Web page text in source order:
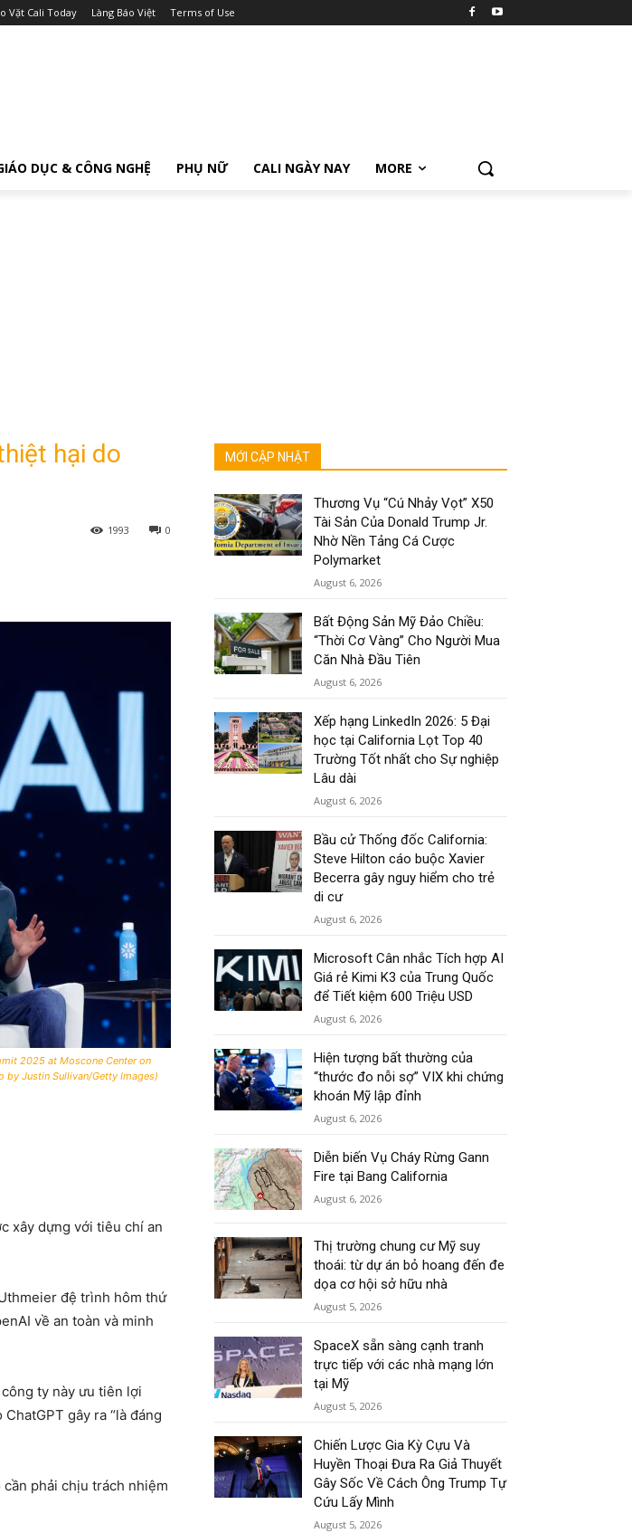
Vặt Cali Today Làng Báo Việt Terms of Use
DỤC & CÔNG NGHỆ PHỤ NỮ CALI NGÀY NAY MORE
hại do
0
1993
2025 at Moscone Center on
by Justin Sullivan/Getty Images)
xây dựng với tiêu chí an
đệ trình hôm thứ
về an toàn và minh
ty này ưu tiên lợi
gây ra “là đáng
phải chịu trách nhiệm
MỚI CẬP NHẬT
Thương Vụ “Cú Nhảy Vọt” X50
Tài Sản Của Donald Trump Jr.
Nhờ Nền Tảng Cá Cược
Polymarket
August 6, 2026
Bất Động Sản Mỹ Đảo Chiều:
“Thời Cơ Vàng” Cho Người Mua
Căn Nhà Đầu Tiên
August 6, 2026
Xếp hạng LinkedIn 2026: 5 Đại
học tại California Lọt Top 40
Trường Tốt nhất cho Sự nghiệp
Lâu dài
August 6, 2026
Bầu cử Thống đốc California:
Steve Hilton cáo buộc Xavier
Becerra gây nguy hiểm cho trẻ
di cư
August 6, 2026
Microsoft Cân nhắc Tích hợp AI
Giá rẻ Kimi K3 của Trung Quốc
để Tiết kiệm 600 Triệu USD
August 6, 2026
Hiện tượng bất thường của
“thước đo nỗi sợ” VIX khi chứng
khoán Mỹ lập đỉnh
August 6, 2026
Diễn biến Vụ Cháy Rừng Gann
Fire tại Bang California
August 6, 2026
Thị trường chung cư Mỹ suy
thoái: từ dự án bỏ hoang đến đe
dọa cơ hội sở hữu nhà
August 5, 2026
SpaceX sẵn sàng cạnh tranh
trực tiếp với các nhà mạng lớn
tại Mỹ
August 5, 2026
Chiến Lược Gia Kỳ Cựu Và
Huyền Thoại Đưa Ra Giả Thuyết
Gây Sốc Về Cách Ông Trump Tự
Cứu Lấy Mình
August 5, 2026